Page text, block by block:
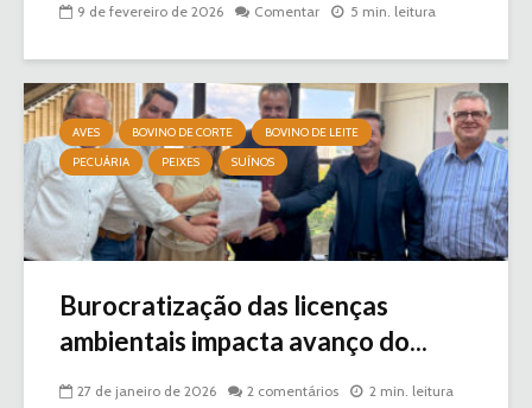
9 de fevereiro de 2026 Comentar 5 min. leitura
AVES BOVINO DE CORTE
BOVINO DE LEITE
PECUÁRIA
PEIXES SUÍNOS
Burocratização das licenças
ambientais impacta avanço do...
27 de janeiro de 2026 2 comentários 2 min. leitura